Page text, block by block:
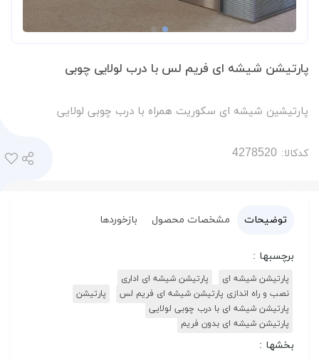
پارتیشن شیشه ای فریم لس با درب لولایی چوبی
پارتیشین شیشه ای سکوریت همراه با درب چوبی لولایی
کدکالا:
توضیحات مشخصات محصول بازخوردها
برچسبها :
پارتیشن شیشه ای
پارتیشن شیشه ای اداری
نصب و راه اندازی پارتیشن شیشه ای فریم لس
پارتیشن
پارتیشن شیشه ای با درب چوبی لولایی
پارتیشن شیشه ای بدون فریم
بخشها :